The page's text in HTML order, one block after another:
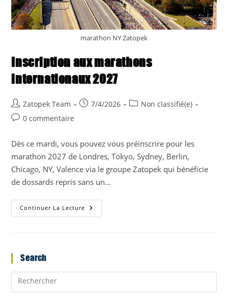
marathon NY Zatopek
Inscription aux marathons
internationaux 2027
Auteur/autrice
de
Zatopek Team
Publication
7/4/2026
PostNon classifié(e)
Commentaires
0 commentaire
Dès ce mardi, vous pouvez vous préinscrire pour les
marathon 2027 de Londres, Tokyo, Sydney, Berlin,
Chicago, NY, Valence via le groupe Zatopek qui bénéficie
de dossards repris sans un…
Continuer La Lecture
Inscription
Aux
Search